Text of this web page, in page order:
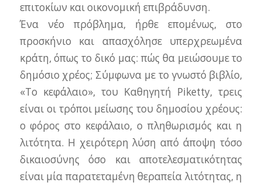
επιτοκίων και οικονομική επιβράδυνση.
Ένα νέο πρόβλημα, ήρθε επομένως, στο
προσκήνιο και απασχόλησε υπερχρεωμένα
κράτη, όπως το δικό μας: πώς θα μειώσουμε το
δημόσιο χρέος; Σύμφωνα με το γνωστό βιβλίο,
«Το κεφάλαιο», του Καθηγητή Piketty, τρεις
είναι οι τρόποι μείωσης του δημοσίου χρέους:
ο φόρος στο κεφάλαιο, ο πληθωρισμός και η
λιτότητα. Η χειρότερη λύση από άποψη τόσο
δικαιοσύνης όσο και αποτελεσματικότητας
είναι μία παρατεταμένη θεραπεία λιτότητας, η